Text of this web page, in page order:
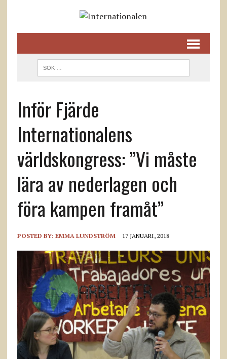
Inför Fjärde
Internationalens
världskongress: ”Vi måste
lära av nederlagen och
föra kampen framåt”
POSTED BY: EMMA LUNDSTRÖM 17 JANUARI, 2018